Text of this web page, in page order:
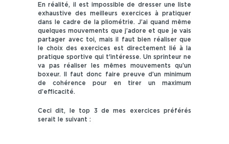
En réalité, il est impossible de dresser une liste
exhaustive des meilleurs exercices à pratiquer
dans le cadre de la pliométrie. J’ai quand même
quelques mouvements que j’adore et que je vais
partager avec toi, mais il faut bien réaliser que
le choix des exercices est directement lié à la
pratique sportive qui t'intéresse. Un sprinteur ne
va pas réaliser les mêmes mouvements qu’un
boxeur. Il faut donc faire preuve d’un minimum
de cohérence pour en tirer un maximum
d’efficacité.
Ceci dit, le top 3 de mes exercices préférés
serait le suivant :